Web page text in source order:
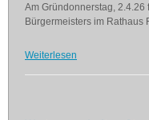
Am Gründonnerstag,
Bürgermeisters im Rathaus
Weiterlesen